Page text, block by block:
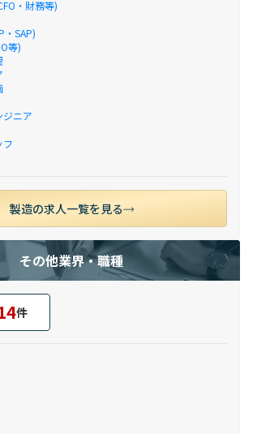
・財務等)
・SAP)
等)
ニア
フ
製造の求人一覧を見る
その他業界・職種
件